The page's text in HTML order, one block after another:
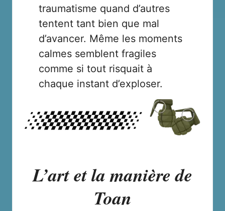
traumatisme quand d’autres
tentent tant bien que mal
d’avancer. Même les moments
calmes semblent fragiles
comme si tout risquait à
chaque instant d’exploser.
L’art et la manière de
Toan